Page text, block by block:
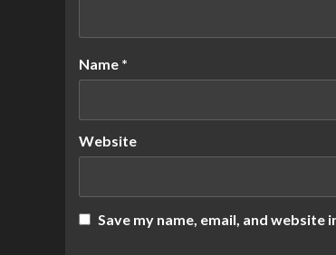
Name *
Website
Save my name, email, and